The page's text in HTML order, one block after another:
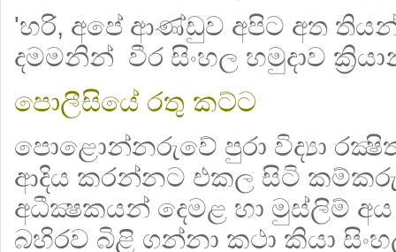
'හරි, අපේ ආණ්ඩුව අපිට අත
දමමනින් වීර සිංහල හමුදාව
පොලීසියේ රතු කට්ට
පොළොන්නරුවේ පුරා විද්‍යා
ආදිය කරන්නට එකල සිටි
අධීක්‍ෂකයන් දෙමළ හා මුස්ලිම්
බහිරව බිළි ගන්නා කථා කියා